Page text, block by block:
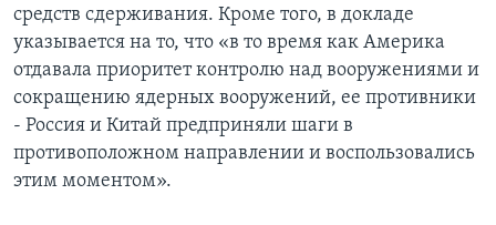
средств сдерживания. Кроме того, в докладе
указывается на то, что «в то время как Америка
отдавала приоритет контролю над вооружениями и
сокращению ядерных вооружений, ее противники
- Россия и Китай предприняли шаги в
противоположном направлении и воспользовались
этим моментом».